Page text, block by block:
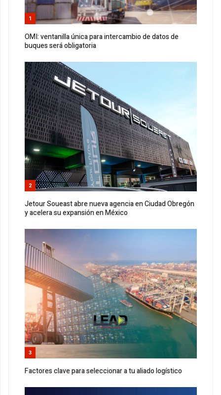
1
OMI: ventanilla única para intercambio de datos de
buques será obligatoria
2
Jetour Soueast abre nueva agencia en Ciudad Obregón
y acelera su expansión en México
3
Factores clave para seleccionar a tu aliado logístico